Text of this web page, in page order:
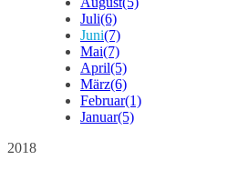
Juli(6)
Juni(7)
Mai(7)
April(5)
März(6)
Februar(1)
Januar(5)
2018